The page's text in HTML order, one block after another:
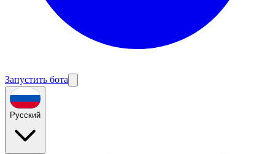
Запустить бота
Русский